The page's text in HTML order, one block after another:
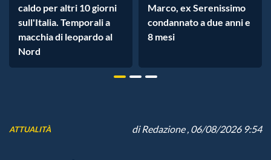
caldo per altri 10 giorni
sull'Italia. Temporali a
macchia di leopardo al
Nord
Marco, ex Serenissimo
condannato a due anni e
8 mesi
ATTUALITÀ diRedazione, 06/08/2026 9:54